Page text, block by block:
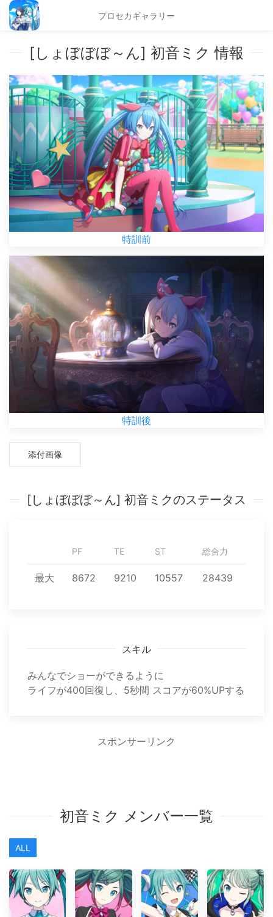
プロセカギャラリー
[しょぼぼぼ～ん] 初音ミク 情報
特訓前
特訓後
添付画像
[しょぼぼぼ～ん] 初音ミクのステータス
PF TE ST 総合力
最大 8672 9210 10557 28439
スキル
みんなでショーができるように
ライフが400回復し、5秒間 スコアが60%UPする
スポンサーリンク
初音ミク メンバー一覧
ALL